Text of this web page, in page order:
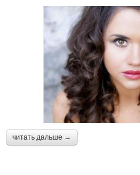
читать дальше →